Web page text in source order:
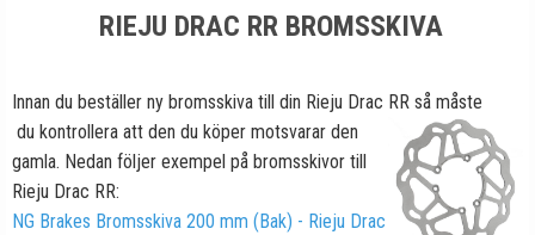
RIEJU DRAC RR BROMSSKIVA
Innan du beställer ny bromsskiva till din Rieju Drac RR så måste
du kontrollera att den du köper motsvarar den
gamla. Nedan följer exempel på bromsskivor till
Rieju Drac RR:
NG Brakes Bromsskiva 200 mm (Bak) - Rieju Drac